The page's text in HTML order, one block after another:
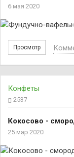
6 мая 2020
Просмотр
Конфеты
2537
Кокосово -
25 мар 2020